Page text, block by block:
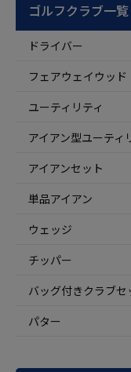
ゴルフクラブ一覧
ドライバー
フェアウェイウッド
ユーティリティ
アイアン型ユーティ
アイアンセット
単品アイアン
ウェッジ
チッパー
バッグ付きクラブセ
パター